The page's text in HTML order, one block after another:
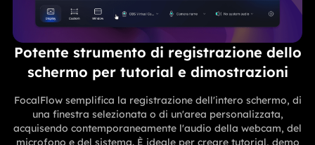
Potente strumento di registrazione dello
schermo per tutorial e dimostrazioni
FocalFlow semplifica la registrazione dell'intero schermo, di
una finestra selezionata o di un'area personalizzata,
acquisendo contemporaneamente l'audio della webcam, del
microfono e del sistema. È ideale per creare tutorial, demo